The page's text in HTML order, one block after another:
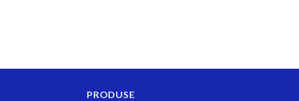
PRODUSE